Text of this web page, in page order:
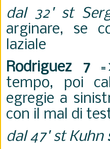
dal 32' st
arginare, se
laziale
Rodriguez 7
tempo, poi
egregie a
con il mal di
dal 47' st Kuhn